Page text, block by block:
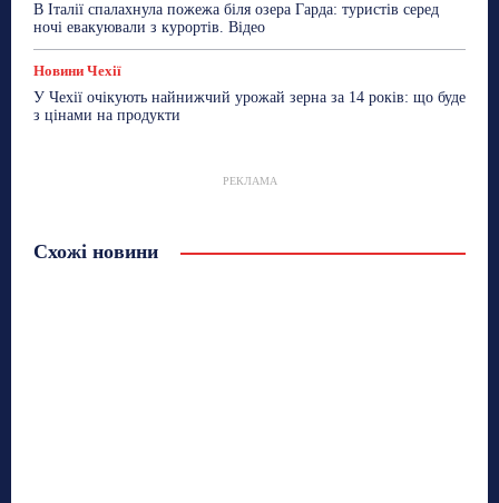
В Італії спалахнула пожежа біля озера Гарда: туристів серед
ночі евакуювали з курортів. Відео
Новини Чехії
У Чехії очікують найнижчий урожай зерна за 14 років: що буде
з цінами на продукти
РЕКЛАМА
Схожі новини